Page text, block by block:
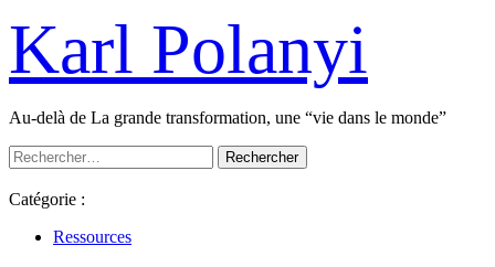
contenu
Karl Polanyi
Au-delà de La grande transformation, une “vie dans le monde”
Menu
principal
Rechercher :
Catégorie :
Ressources